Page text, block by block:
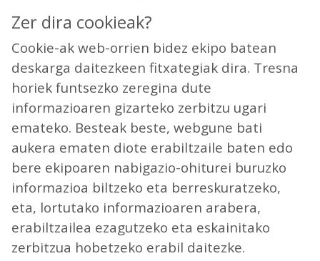
Zer dira cookieak?
Cookie-ak web-orrien bidez ekipo batean
deskarga daitezkeen fitxategiak dira. Tresna
horiek funtsezko zeregina dute
informazioaren gizarteko zerbitzu ugari
emateko. Besteak beste, webgune bati
aukera ematen diote erabiltzaile baten edo
bere ekipoaren nabigazio-ohiturei buruzko
informazioa biltzeko eta berreskuratzeko,
eta, lortutako informazioaren arabera,
erabiltzailea ezagutzeko eta eskainitako
zerbitzua hobetzeko erabil daitezke.